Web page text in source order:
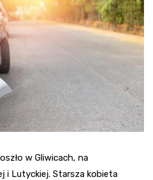
w Gliwicach, na
i Lutyckiej. Starsza kobieta